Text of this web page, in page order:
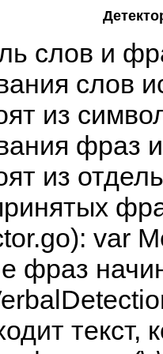
слов и
слов
из
фраз
из
var
фраз
текст,